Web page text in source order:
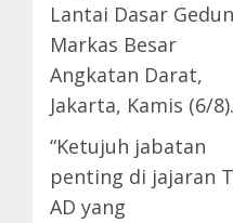
Lantai Dasar
Markas Besar
Angkatan Darat,
Jakarta, Kamis (6/8).
“Ketujuh jabatan
penting di jajaran
AD yang